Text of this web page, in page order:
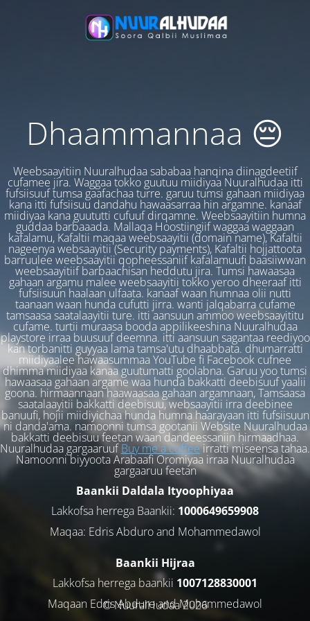
Dhaammannaa 😔
Weebsaayitiin Nuuralhudaa sababaa hanqina diinagdeetiif
cufamee jira. Waggaa tokko guutuu miidiyaa Nuuralhudaa itti
fufsiisuuf tumsa gaafachaa turre. garuu tumsi gahaan miidiyaa
kana itti fufsiisuu dandahu hawaasarraa hin argamne. kanaaf
miidiyaa kana guututti cufuuf dirqamne. Weebsaayitiin humna
guddaa barbaaada. Mallaqa Hoostiingiif waggaa waggaan
kafalamu, Kafaltii maqaa weebsaayitii (domain name), Kafaltii
nageenya websaayitii (Security payments), Kafaltii hojjattoota
barruulee weebsaayitii qopheessaniif kafalamuufi baasiiwwan
weebsaayitiif barbaachisan heddutu jira. Tumsi hawaasaa
gahaan argamu malee weebsaayitii tokko yeroo dheeraaf itti
fufsiisuun haalaan ulfaata. kanaaf waan humnaa olii nutti
taanaan waan hunda cufutti jirra. wanti jalqabarra cufame
tamsaasa saatalaayitii ture. itti aansuun ammoo weebsaayititu
cufame. turtii muraasa booda appilikeeshina Nuuralhudaa
playstore irraa buusuuf deemna. itti aansuun sagantaa reediyoo
kan torbanitti guyyaa lama tamsa'utu dhaabbata. dhumarratti
miidiyaalee hawaasummaa YouTube fi Facebook cufnee
dhimma miidiyaa kanaa guutumatti goolabna. Garuu yoo tumsi
hawaasaa gahaan argame waa hunda bakkatti deebisuuf yaalii
goona. hirmaannaan haawaasaa gahaan argamnaan, Tamsaasa
saatalaayitii bakkatti deebisuu, websaayitii irra deebinee
banuufi, hojii miidiyichaa hunda humna haarayaan itti fufsiisuun
ni danda'ama. namoonni tumsa gootanii Website Nuuralhudaa
bakkatti deebisuu feetan waan dandeessaniin hirmaadhaa.
Nuuralhudaa gargaaruufBuy me a coffeeirratti miseensa tahaa.
Namoonni biyyoota Arabaafi Oromiyaa irraa Nuuralhudaa
gargaaruu feetan
Baankii Daldala Ityoophiyaa
Lakkofsa herrega Baankii: 1000649659908
Maqaa: Edris Abduro and Mohammedawol
Baankii Hijraa
Lakkofsa herrega baankii 1007128830001
Maqaan Edris Abduro and Muhammedawol
© NuuralHudaa 2026